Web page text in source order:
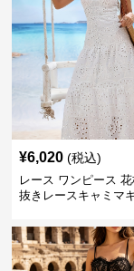
¥6,020 (税込)
レース ワンピース
抜きレースキャミマ